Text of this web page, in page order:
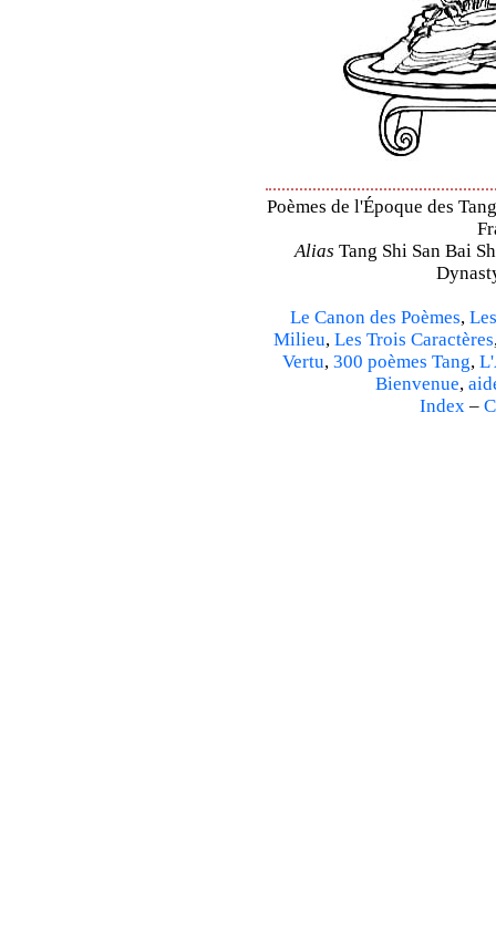
Poèmes de l'Époque des
Alias Tang Shi San Bai
Le Canon des Poèmes,
Milieu, Les Trois Caractères
Vertu, 300 poèmes Tang,
Bienvenue,
Index–